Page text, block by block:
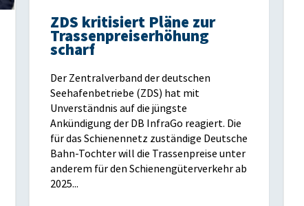
ZDS kritisiert Pläne zur
Trassenpreiserhöhung
scharf
Der Zentralverband der deutschen
Seehafenbetriebe (ZDS) hat mit
Unverständnis auf die jüngste
Ankündigung der DB InfraGo reagiert. Die
für das Schienennetz zuständige Deutsche
Bahn-Tochter will die Trassenpreise unter
anderem für den Schienengüterverkehr ab
2025...